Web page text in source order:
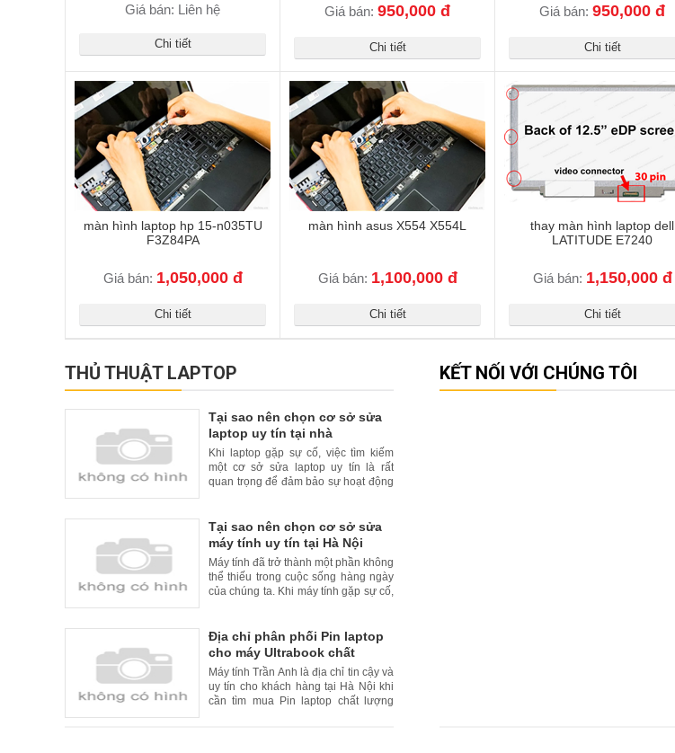
Giá bán: Liên hệ
Chi tiết
Giá bán: 950,000 đ
Chi tiết
Giá bán: 950,000 đ
Chi tiết
màn hình laptop hp 15-n035TU
F3Z84PA
Giá bán: 1,050,000 đ
Chi tiết
màn hình asus X554 X554L
Giá bán: 1,100,000 đ
Chi tiết
thay màn hình laptop dell
LATITUDE E7240
Giá bán: 1,150,000 đ
Chi tiết
THỦ THUẬT LAPTOP
Tại sao nên chọn cơ sở sửa
laptop uy tín tại nhà
Khi laptop gặp sự cố, việc tìm kiếm
một cơ sở sửa laptop uy tín là rất
quan trọng để đảm bảo sự hoạt động
tiện lợi cho khách hàng, nhiều cơ sở
sửa laptop uy tín đã cung cấp dịch vụ
sửa chữa tại nhà. Trong bài viết này,
chúng
Tại sao nên chọn cơ sở sửa
máy tính uy tín tại Hà Nội
Máy tính đã trở thành một phần không
thể thiếu trong cuộc sống hàng ngày
của chúng ta. Khi máy tính gặp sự cố,
nhiều cơ sở sửa máy tính uy tín và
chất lượng. Trong bài viết này, chúng
tôi xin giới thiệu lý do nên chọn cơ
Địa chỉ phân phối Pin laptop
cho máy Ultrabook chất
lượng cao và uy tín tại Hà Nội
Máy tính Trần Anh là địa chỉ tin cậy và
uy tín cho khách hàng tại Hà Nội khi
cần tìm mua Pin laptop chất lượng
KẾT NỐI VỚI CHÚNG TÔI